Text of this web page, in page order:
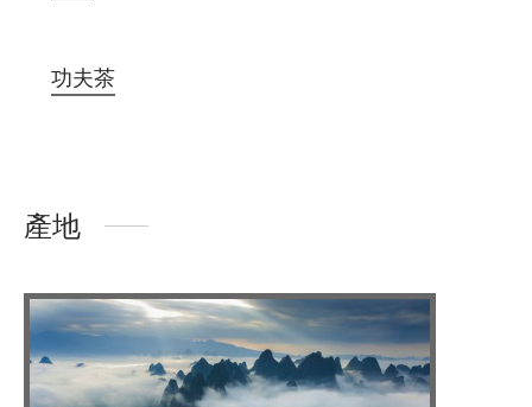
功夫茶
產地